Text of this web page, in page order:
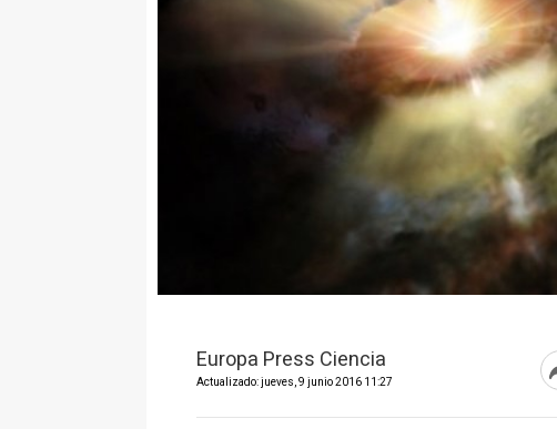
Europa Press Ciencia
Actualizado: jueves, 9 junio 2016 11:27